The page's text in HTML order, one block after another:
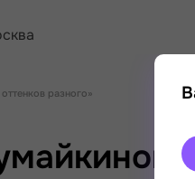
разного»